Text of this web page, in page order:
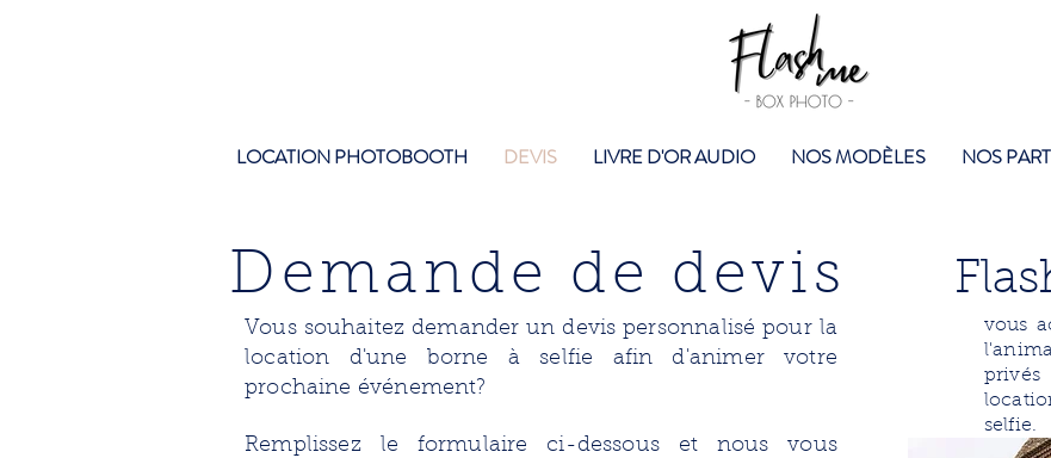
LOCATION PHOTOBOOTH DEVIS LIVRE D'OR AUDIO NOS MODÈLES NOS
Demande de devis
Vous souhaitez demander un devis personnalisé pour la
location d'une borne à selfie afin d'animer votre
prochaine événement?
Remplissez le formulaire ci-dessous et nous vous
vous
selfie.